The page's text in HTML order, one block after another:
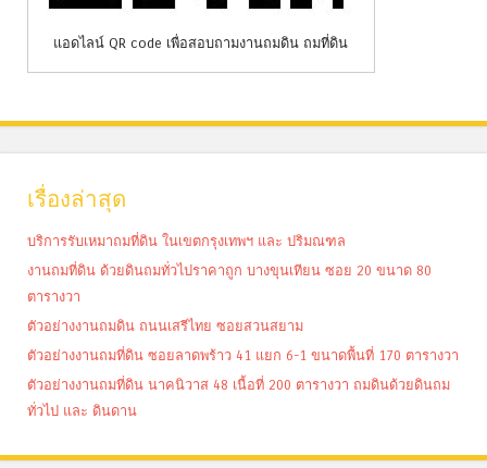
แอดไลน์ QR code เพื่อสอบถามงานถมดิน ถมที่ดิน
เรื่องล่าสุด
บริการรับเหมาถมที่ดิน ในเขตกรุงเทพฯ และ ปริมณฑล
งานถมที่ดิน ด้วยดินถมทั่วไปราคาถูก บางขุนเทียน ซอย 20 ขนาด 80
ตารางวา
ตัวอย่างงานถมดิน ถนนเสรีไทย ซอยสวนสยาม
ตัวอย่างงานถมที่ดิน ซอยลาดพร้าว 41 แยก 6-1 ขนาดพื้นที่ 170 ตารางวา
ตัวอย่างงานถมที่ดิน นาคนิวาส 48 เนื้อที่ 200 ตารางวา ถมดินด้วยดินถม
ทั่วไป และ ดินดาน